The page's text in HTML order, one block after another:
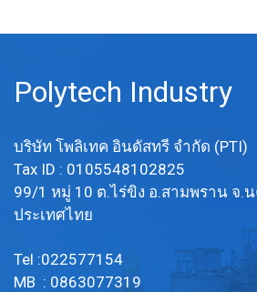
Polytech Industry
บริษัท โพลิเทค อินดัสทรี จำกัด (PTI)
Tax ID : 0105548102825
99/1 หมู่ 10 ต.ไร่ขิง อ.สามพราน จ.
ประเทศไทย
Tel :022577154
MB : 0863077319